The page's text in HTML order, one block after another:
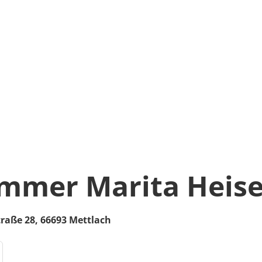
Marita
28, 66693 Mettlach